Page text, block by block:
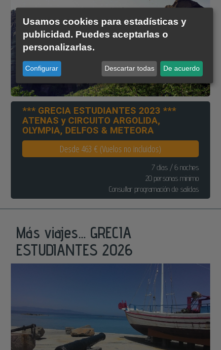
*** GRECIA ESTUDIANTES 2023 ***
ATENAS y CIRCUITO ARGOLIDA,
OLYMPIA, DELFOS & METEORA
Desde 463 € (Vuelos no incluidos)
7 días / 6 noches
20 personas minimo
Consultar programación de salidas
Más viajes... GRECIA
ESTUDIANTES 2026
Usamos cookies para estadísticas y
publicidad. Puedes aceptarlas o
personalizarlas.
Configurar Descartar todas De acuerdo